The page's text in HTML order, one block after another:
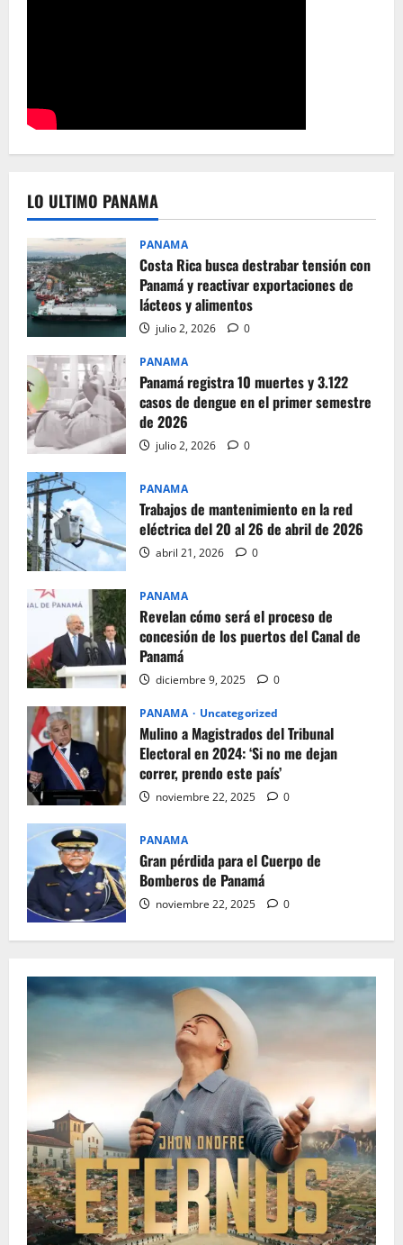
LO ULTIMO PANAMA
PANAMA
Costa Rica busca destrabar tensión con
Panamá y reactivar exportaciones de
lácteos y alimentos
julio 2, 2026 0
PANAMA
Panamá registra 10 muertes y 3.122
casos de dengue en el primer semestre
de 2026
julio 2, 2026 0
PANAMA
Trabajos de mantenimiento en la red
eléctrica del 20 al 26 de abril de 2026
abril 21, 2026 0
PANAMA
Revelan cómo será el proceso de
concesión de los puertos del Canal de
Panamá
diciembre 9, 2025 0
PANAMA Uncategorized
Mulino a Magistrados del Tribunal
Electoral en 2024: ‘Si no me dejan
correr, prendo este país’
noviembre 22, 2025 0
PANAMA
Gran pérdida para el Cuerpo de
Bomberos de Panamá
noviembre 22, 2025 0